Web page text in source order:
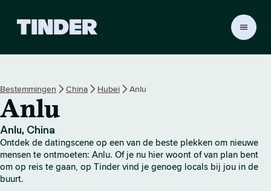
r
e
p
a
Bestemmingen China Hubei Anlu
Anlu
Anlu, China
Ontdek de datingscene op een van de beste plekken om nieuwe
mensen te ontmoeten: Anlu. Of je nu hier woont of van plan bent
om op reis te gaan, op Tinder vind je genoeg locals bij jou in de
buurt.